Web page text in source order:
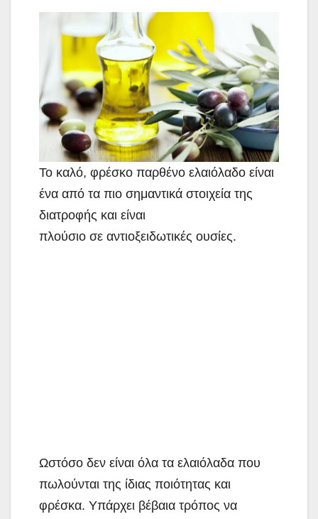
Το καλό, φρέσκο παρθένο ελαιόλαδο είναι
ένα από τα πιο σημαντικά στοιχεία της
διατροφής και είναι
πλούσιο σε αντιοξειδωτικές ουσίες.
Ωστόσο δεν είναι όλα τα ελαιόλαδα που
πωλούνται της ίδιας ποιότητας και
φρέσκα. Υπάρχει βέβαια τρόπος να